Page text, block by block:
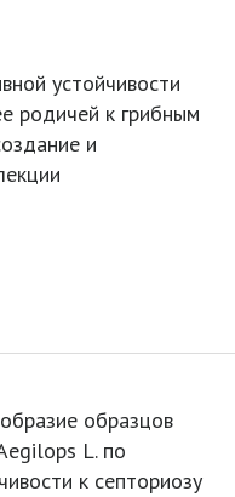
устойчивости
родичей к грибным
и
образцов
L. по
к септориозу